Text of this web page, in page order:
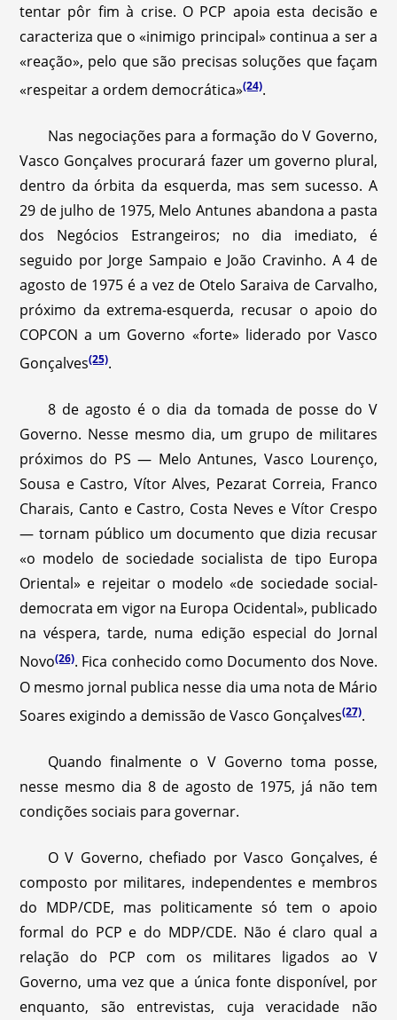
tentar pôr fim à crise. O PCP apoia esta decisão e
caracteriza que o «inimigo principal» continua a ser a
«reação», pelo que são precisas soluções que façam
«respeitar a ordem democrática»(24).
Nas negociações para a formação do V Governo,
Vasco Gonçalves procurará fazer um governo plural,
dentro da órbita da esquerda, mas sem sucesso. A
29 de julho de 1975, Melo Antunes abandona a pasta
dos Negócios Estrangeiros; no dia imediato, é
seguido por Jorge Sampaio e João Cravinho. A 4 de
agosto de 1975 é a vez de Otelo Saraiva de Carvalho,
próximo da extrema-esquerda, recusar o apoio do
COPCON a um Governo «forte» liderado por Vasco
Gonçalves(25).
8 de agosto é o dia da tomada de posse do V
Governo. Nesse mesmo dia, um grupo de militares
próximos do PS — Melo Antunes, Vasco Lourenço,
Sousa e Castro, Vítor Alves, Pezarat Correia, Franco
Charais, Canto e Castro, Costa Neves e Vítor Crespo
— tornam público um documento que dizia recusar
«o modelo de sociedade socialista de tipo Europa
Oriental» e rejeitar o modelo «de sociedade social-
democrata em vigor na Europa Ocidental», publicado
na véspera, tarde, numa edição especial do Jornal
Novo(26). Fica conhecido como Documento dos Nove.
O mesmo jornal publica nesse dia uma nota de Mário
Soares exigindo a demissão de Vasco Gonçalves(27).
Quando finalmente o V Governo toma posse,
nesse mesmo dia 8 de agosto de 1975, já não tem
condições sociais para governar.
O V Governo, chefiado por Vasco Gonçalves, é
composto por militares, independentes e membros
do MDP/CDE, mas politicamente só tem o apoio
formal do PCP e do MDP/CDE. Não é claro qual a
relação do PCP com os militares ligados ao V
Governo, uma vez que a única fonte disponível, por
enquanto, são entrevistas, cuja veracidade não